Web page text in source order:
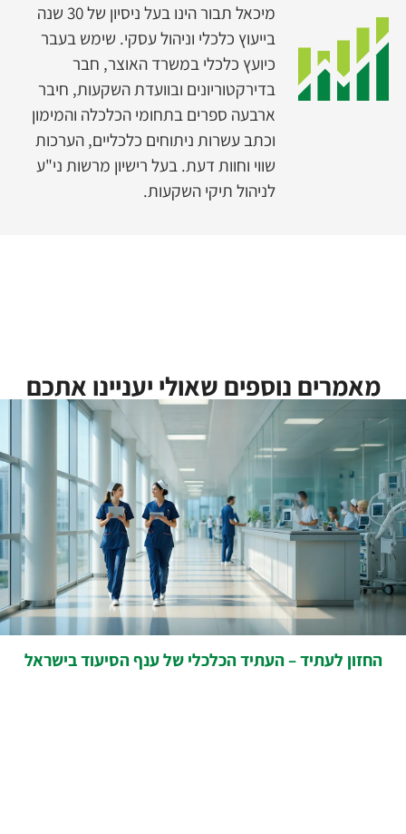
מיכאל תבור הינו בעל ניסיון של 30 שנה
בייעוץ כלכלי וניהול עסקי. שימש בעבר
כיועץ כלכלי במשרד האוצר, חבר
בדירקטוריונים ובוועדת השקעות, חיבר
ארבעה ספרים בתחומי הכלכלה והמימון
וכתב עשרות ניתוחים כלכליים, הערכות
שווי וחוות דעת. בעל רישיון מרשות ני"ע
לניהול תיקי השקעות.
מאמרים נוספים שאולי יעניינו אתכם
החזון לעתיד – העתיד הכלכלי של ענף הסיעוד בישראל